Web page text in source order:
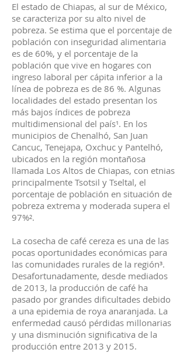
El estado de Chiapas, al sur de México,
se caracteriza por su alto nivel de
pobreza. Se estima que el porcentaje de
población con inseguridad alimentaria
es de 60%, y el porcentaje de la
población que vive en hogares con
ingreso laboral per cápita inferior a la
línea de pobreza es de 86 %. Algunas
localidades del estado presentan los
más bajos índices de pobreza
multidimensional del país¹. En los
municipios de Chenalhó, San Juan
Cancuc, Tenejapa, Oxchuc y Pantelhó,
ubicados en la región montañosa
llamada Los Altos de Chiapas, con etnias
principalmente Tsotsil y Tseltal, el
porcentaje de población en situación de
pobreza extrema y moderada supera el
97%².
La cosecha de café cereza es una de las
pocas oportunidades económicas para
las comunidades rurales de la región³.
Desafortunadamente, desde mediados
de 2013, la producción de café ha
pasado por grandes dificultades debido
a una epidemia de roya anaranjada. La
enfermedad causó pérdidas millonarias
y una disminución significativa de la
producción entre 2013 y 2015.